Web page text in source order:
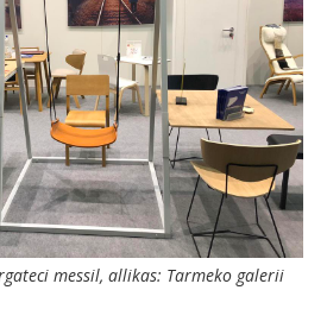
messil, allikas: Tarmeko galerii